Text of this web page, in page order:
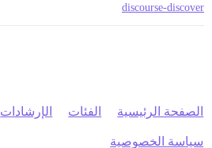
discourse-discover
الصفحة الرئيسية الفئات الإرشادات
سياسة الخصوصية